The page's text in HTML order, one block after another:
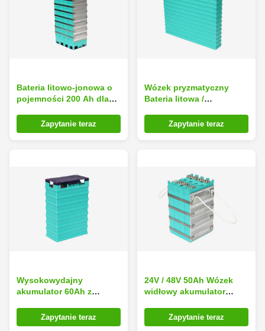
Bateria litowo-jonowa o
pojemności 200 Ah dla
widłowego Truch / Wózek
z paletami / AGV
Zapytanie teraz
Wózek pryzmatyczny
Bateria litowa /
samochodowy 48V 60V
72V 80V 300Ah
Zapytanie teraz
Wysokowydajny
akumulator 60Ah z
akumulator litowo-
jonowy do wózków
Zapytanie teraz
24V / 48V 50Ah Wózek
widłowy akumulator
litowo-żelazowego do
samochodów
Zapytanie teraz